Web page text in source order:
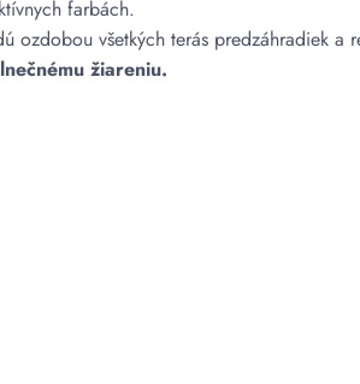
farbách.
ozdobou všetkých terás predzáhradiek a
žiareniu.